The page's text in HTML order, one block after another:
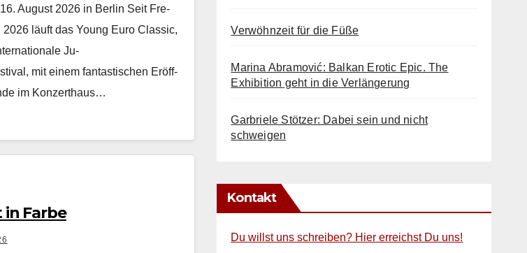
August 2026 in Berlin Seit Fre­
2026 läuft das Young Euro Clas­sic,
Ju­
mit einem fan­tastis­chen Eröff­
im Konz­erthaus…
Farbe
Verwöhnzeit für die Füße
Marina Abramović: Balkan Erotic Epic. The
Exhibition geht in die Verlängerung
Garbriele Stötzer: Dabei sein und nicht
schweigen
Kontakt
Du willst uns schreiben? Hier erreichst Du uns!